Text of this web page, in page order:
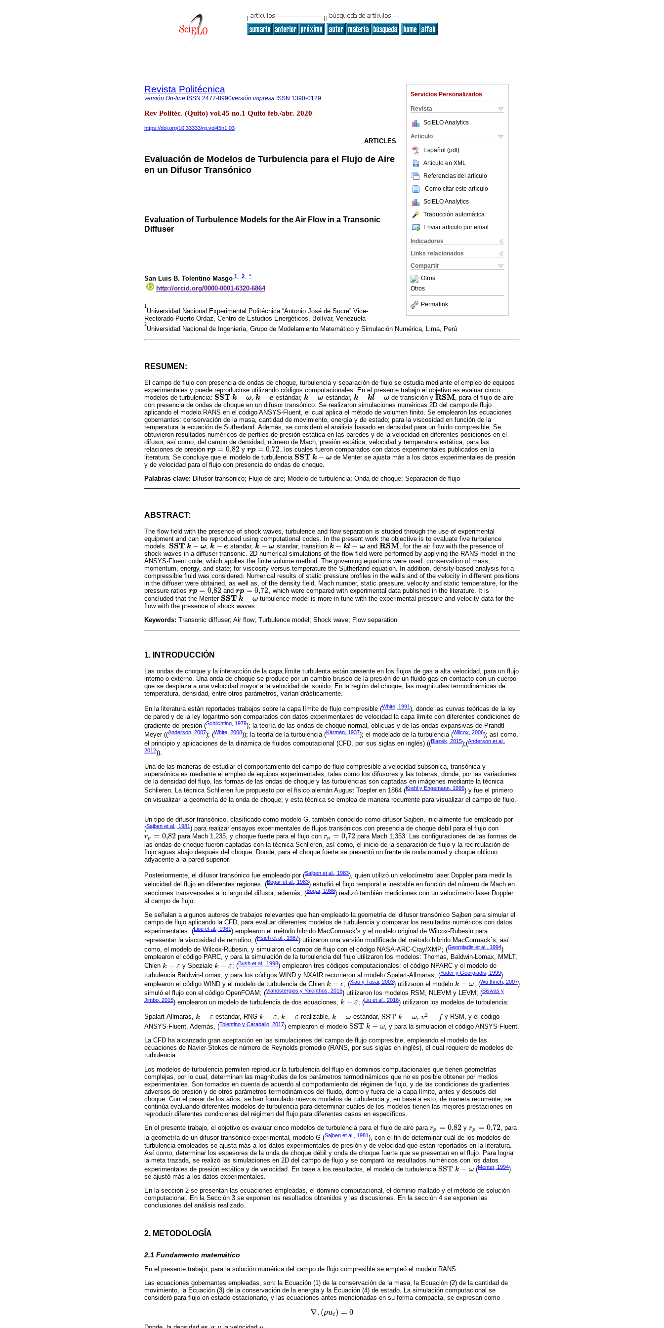
Servicios Personalizados
Revista
SciELO Analytics
Articulo
Español (pdf)
Articulo en XML
Referencias del artículo
Como citar este artículo
SciELO Analytics
Traducción automática
Enviar articulo por email
Indicadores
Links relacionados
Compartir
Otros
Otros
Permalink
Revista Politécnica
versión On-line ISSN 2477-8990versión impresa ISSN 1390-0129
Rev Politéc. (Quito) vol.45 no.1 Quito feb./abr. 2020
https://doi.org/10.33333/rp.vol45n1.03
ARTICLES
Evaluación de Modelos de Turbulencia para el Flujo de Aire
en un Difusor Transónico
Evaluation of Turbulence Models for the Air Flow in a Transonic
Diffuser
San Luis B. Tolentino Masgo 1 2 *
http://orcid.org/0000-0001-6320-6864
1
Universidad Nacional Experimental Politécnica “Antonio José de Sucre” Vice-
Rectorado Puerto Ordaz, Centro de Estudios Energéticos, Bolívar, Venezuela
2
Universidad Nacional de Ingeniería, Grupo de Modelamiento Matemático y Simulación Numérica, Lima, Perú
RESUMEN:
El campo de flujo con presencia de ondas de choque, turbulencia y separación de flujo se estudia mediante el empleo de equipos
experimentales y puede reproducirse utilizando códigos computacionales. En el presente trabajo el objetivo es evaluar cinco
modelos de turbulencia: SST k − ω
SST k-ω ,k − e
k- e estándar,k − ω
k- ω estándar, k − kl − ω
k- kl- ω de transición y RSM
RSM
, para el flujo de aire
con presencia de ondas de choque en un difusor transónico. Se realizaron simulaciones numéricas 2D del campo de flujo
aplicando el modelo RANS en el código ANSYS-Fluent, el cual aplica el método de volumen finito. Se emplearon las ecuaciones
gobernantes: conservación de la masa, cantidad de movimiento, energía y de estado; para la viscosidad en función de la
temperatura la ecuación de Sutherland. Además, se consideró el análisis basado en densidad para un fluido compresible. Se
obtuvieron resultados numéricos de perfiles de presión estática en las paredes y de la velocidad en diferentes posiciones en el
difusor, así como, del campo de densidad, número de Mach, presión estática, velocidad y temperatura estática, para las
relaciones de presión rp = 0,82
rp= 0,82 yrp = 0,72
rp= 0,72
, los cuales fueron comparados con datos experimentales publicados en la
literatura. Se concluye que el modelo de turbulencia SST k − ω
SST k-ω
de Menter se ajusta más a los datos experimentales de presión
y de velocidad para el flujo con presencia de ondas de choque.
Palabras clave: Difusor transónico; Flujo de aire; Modelo de turbulencia; Onda de choque; Separación de flujo
ABSTRACT:
The flow field with the presence of shock waves, turbulence and flow separation is studied through the use of experimental
equipment and can be reproduced using computational codes. In the present work the objective is to evaluate five turbulence
models: SST k − ω
SST k-ω ,k − e
k- e standar,k − ω
k- ω standar, transition k − kl − ω
k- kl- ω and RSM
RSM
, for the air flow with the presence of
shock waves in a diffuser transonic. 2D numerical simulations of the flow field were performed by applying the RANS model in the
ANSYS-Fluent code, which applies the finite volume method. The governing equations were used: conservation of mass,
momentum, energy, and state; for viscosity versus temperature the Sutherland equation. In addition, density-based analysis for a
compressible fluid was considered. Numerical results of static pressure profiles in the walls and of the velocity in different positions
in the diffuser were obtained, as well as, of the density field, Mach number, static pressure, velocity and static temperature, for the
pressure ratios rp = 0,82
rp= 0,82 andrp = 0,72
rp= 0,72
, which were compared with experimental data published in the literature. It is
concluded that the Menter SST k − ω
SST k-ω
turbulence model is more in tune with the experimental pressure and velocity data for the
flow with the presence of shock waves.
Keywords: Transonic diffuser; Air flow; Turbulence model; Shock wave; Flow separation
1. INTRODUCCIÓN
Las ondas de choque y la interacción de la capa límite turbulenta están presente en los flujos de gas a alta velocidad, para un flujo
interno o externo. Una onda de choque se produce por un cambio brusco de la presión de un fluido gas en contacto con un cuerpo
que se desplaza a una velocidad mayor a la velocidad del sonido. En la región del choque, las magnitudes termodinámicas de
temperatura, densidad, entre otros parámetros, varían drásticamente.
En la literatura están reportados trabajos sobre la capa límite de flujo compresible (White, 1991 ), donde las curvas teóricas de la ley
de pared y de la ley logaritmo son comparados con datos experimentales de velocidad la capa límite con diferentes condiciones de
gradiente de presión (Schlichting, 1979); la teoría de las ondas de choque normal, oblicuas y de las ondas expansivas de Prandtl-
Meyer ((Anderson, 2007); (White, 2008)); la teoría de la turbulencia (Kármán, 1937); el modelado de la turbulencia (Wilcox, 2006); así como,
el principio y aplicaciones de la dinámica de fluidos computacional (CFD, por sus siglas en inglés) ((Blazek, 2015);(Anderson et al.,
2012)).
Una de las maneras de estudiar el comportamiento del campo de flujo compresible a velocidad subsónica, transónica y
supersónica es mediante el empleo de equipos experimentales, tales como los difusores y las toberas; donde, por las variaciones
de la densidad del flujo, las formas de las ondas de choque y las turbulencias son captadas en imágenes mediante la técnica
Schlieren. La técnica Schlieren fue propuesto por el físico alemán August Toepler en 1864 (Krehl y Engemann, 1995) y fue el primero
en visualizar la geometría de la onda de choque; y esta técnica se emplea de manera recurrente para visualizar el campo de flujo.
Un tipo de difusor transónico, clasificado como modelo G, también conocido como difusor Sajben, inicialmente fue empleado por
(Sajben et al., 1981) para realizar ensayos experimentales de flujos transónicos con presencia de choque débil para el flujo con
rp = 0,82
rp= 0,82 para Mach 1,235, y choque fuerte para el flujo con rp = 0,72
rp= 0,72
para Mach 1,353. Las configuraciones de las formas de
las ondas de choque fueron captadas con la técnica Schlieren, así como, el inicio de la separación de flujo y la recirculación de
flujo aguas abajo después del choque. Donde, para el choque fuerte se presentó un frente de onda normal y choque oblicuo
adyacente a la pared superior.
Posteriormente, el difusor transónico fue empleado por (Sajben et al., 1983), quien utilizó un velocímetro laser Doppler para medir la
velocidad del flujo en diferentes regiones. (Bogar et al., 1983) estudió el flujo temporal e inestable en función del número de Mach en
secciones transversales a lo largo del difusor; además, (Bogar, 1986) realizó también mediciones con un velocímetro laser Doppler
al campo de flujo.
Se señalan a algunos autores de trabajos relevantes que han empleado la geometría del difusor transónico Sajben para simular el
campo de flujo aplicando la CFD, para evaluar diferentes modelos de turbulencia y comparar los resultados numéricos con datos
experimentales: (Liou et al., 1981) emplearon el método hibrido MacCormack’s y el modelo original de Wilcox-Rubesin para
representar la viscosidad de remolino; (Hsieh et al., 1987) utilizaron una versión modificada del método hibrido MacCormack`s, así
como, el modelo de Wilcox-Rubesin, y simularon el campo de flujo con el código NASA-ARC-Cray/XMP; (Georgiadis et al., 1994)
emplearon el código PARC, y para la simulación de la turbulencia del flujo utilizaron los modelos: Thomas, Baldwin-Lomax, MMLT,
Chien k − ε
k- ε y Speziale k − ε
k- ε ; (Bush et al., 1998) emplearon tres códigos computacionales: el código NPARC y el modelo de
turbulencia Baldwin-Lomax, y para los códigos WIND y NXAIR recurrieron al modelo Spalart-Allmaras; (Yoder y Georgiadis, 1999)
emplearon el código WIND y el modelo de turbulencia de Chien k − ϵ
k- ϵ ; (Xiao y Tasai, 2003) utilizaron el modelok − ω
k- ω ; (Wu ̈thrich, 2007)
simuló el flujo con el código OpenFOAM; (Vlahostergios y Yakinthos, 2015) utilizaron los modelos RSM, NLEVM y LEVM; (Biswas y
Jimbo, 2015) emplearon un modelo de turbulencia de dos ecuaciones, k − ε
k- ε ; (Liu et al., 2016) utilizaron los modelos de turbulencia:
Spalart-Allmaras, k − ε
k- ε estándar, RNG k − ε
k- ε , k − ε
k- ε realizable, k − ω
k- ω estándar, SST k − ω
SST k-ω , v2
−
− f
v2 -f
y RSM, y el código
ANSYS-Fluent. Además, (Tolentino y Caraballo, 2017) emplearon el modelo SST k − ω
SST k-ω
, y para la simulación el código ANSYS-Fluent.
La CFD ha alcanzado gran aceptación en las simulaciones del campo de flujo compresible, empleando el modelo de las
ecuaciones de Navier-Stokes de número de Reynolds promedio (RANS, por sus siglas en inglés), el cual requiere de modelos de
turbulencia.
Los modelos de turbulencia permiten reproducir la turbulencia del flujo en dominios computacionales que tienen geometrías
complejas, por lo cual, determinan las magnitudes de los parámetros termodinámicos que no es posible obtener por medios
experimentales. Son tomados en cuenta de acuerdo al comportamiento del régimen de flujo, y de las condiciones de gradientes
adversos de presión y de otros parámetros termodinámicos del fluido, dentro y fuera de la capa límite, antes y después del
choque. Con el pasar de los años, se han formulado nuevos modelos de turbulencia y, en base a esto, de manera recurrente, se
continúa evaluando diferentes modelos de turbulencia para determinar cuáles de los modelos tienen las mejores prestaciones en
reproducir diferentes condiciones del régimen del flujo para diferentes casos en específicos.
En el presente trabajo, el objetivo es evaluar cinco modelos de turbulencia para el flujo de aire para rp = 0,82
rp= 0,82 y rp = 0,72
rp= 0,72
, para
la geometría de un difusor transónico experimental, modelo G (Sajben et al., 1981 ), con el fin de determinar cuál de los modelos de
turbulencia empleados se ajusta más a los datos experimentales de presión y de velocidad que están reportados en la literatura.
Así como, determinar los espesores de la onda de choque débil y onda de choque fuerte que se presentan en el flujo. Para lograr
la meta trazada, se realizó las simulaciones en 2D del campo de flujo y se comparó los resultados numéricos con los datos
experimentales de presión estática y de velocidad. En base a los resultados, el modelo de turbulencia SST k − ω
SST k-ω (Menter, 1994)
se ajustó más a los datos experimentales.
En la sección 2 se presentan las ecuaciones empleadas, el dominio computacional, el dominio mallado y el método de solución
computacional. En la Sección 3 se exponen los resultados obtenidos y las discusiones. En la sección 4 se exponen las
conclusiones del análisis realizado.
2. METODOLOGÍA
2.1 Fundamento matemático
En el presente trabajo, para la solución numérica del campo de flujo compresible se empleó el modelo RANS.
Las ecuaciones gobernantes empleadas, son: la Ecuación (1) de la conservación de la masa, la Ecuación (2) de la cantidad de
movimiento, la Ecuación (3) de la conservación de la energía y la Ecuación (4) de estado. La simulación computacional se
consideró para flujo en estado estacionario, y las ecuaciones antes mencionadas en su forma compacta, se expresan como
∇. (ρui) = 0
∇. ρ ui=0